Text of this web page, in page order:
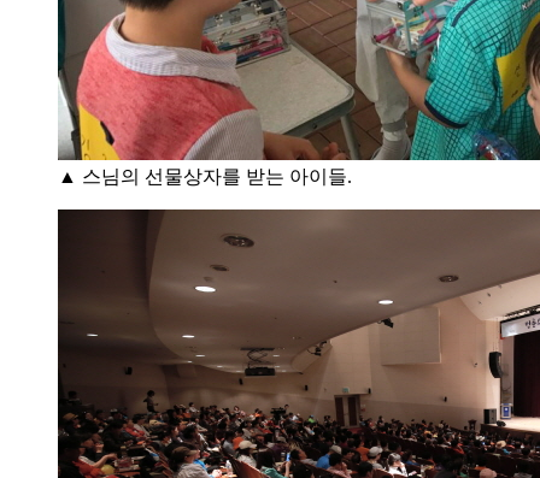
▲ 스님의 선물상자를 받는 아이들.